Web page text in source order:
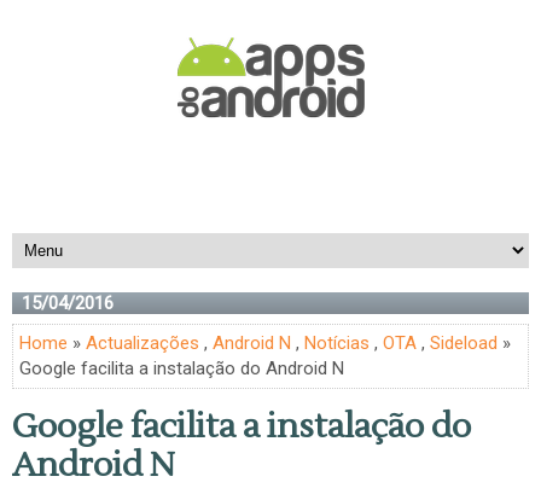
15/04/2016
Home » Actualizações , Android N , Notícias , OTA , Sideload »
Google facilita a instalação do Android N
Google facilita a instalação do
Android N